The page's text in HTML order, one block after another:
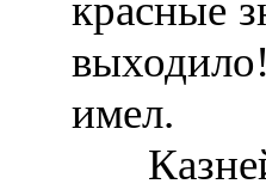
красные
имел.
Казней